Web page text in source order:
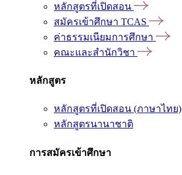
หลักสูตรที่เปิดสอน
สมัครเข้าศึกษา TCAS
ค่าธรรมเนียมการศึกษา
คณะและสำนักวิชา
หลักสูตร
หลักสูตรที่เปิดสอน (ภาษาไทย)
หลักสูตรนานาชาติ
การสมัครเข้าศึกษา